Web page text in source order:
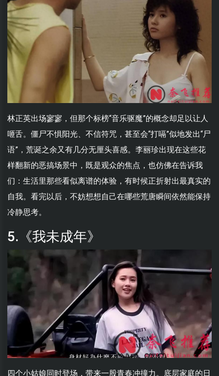
林正英出场寥寥，但那个标榜“音乐驱魔”的概念却足以让人
咂舌。僵尸不惧阳光、不信符咒，甚至会“打嗝”似地发出“尸
语”，荒诞之余又有几分无厘头喜感。李丽珍出现在这些花
样翻新的恶搞场景中，既是观众的焦点，也仿佛在告诉我
们：生活里那些看似离谱的体验，有时候正折射出最真实的
自我。看完以后，不妨想想自己在哪些荒唐瞬间依然能保持
冷静思考。
5.《我未成年》
四个小姑娘同时登场，带来一股青春冲撞力。底层家庭的日